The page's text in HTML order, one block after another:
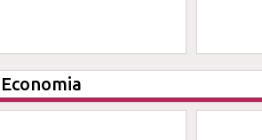
Economia